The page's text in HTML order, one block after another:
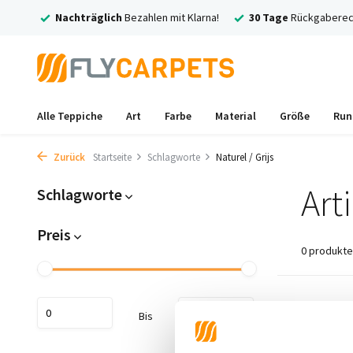
Nachträglich Bezahlen mit Klarna! 30 Tage
Alle Teppiche Art Farbe Material Größe
Zurück Startseite Schlagworte Naturel / Grijs
Schlagworte
Preis
Bis
0 produkte